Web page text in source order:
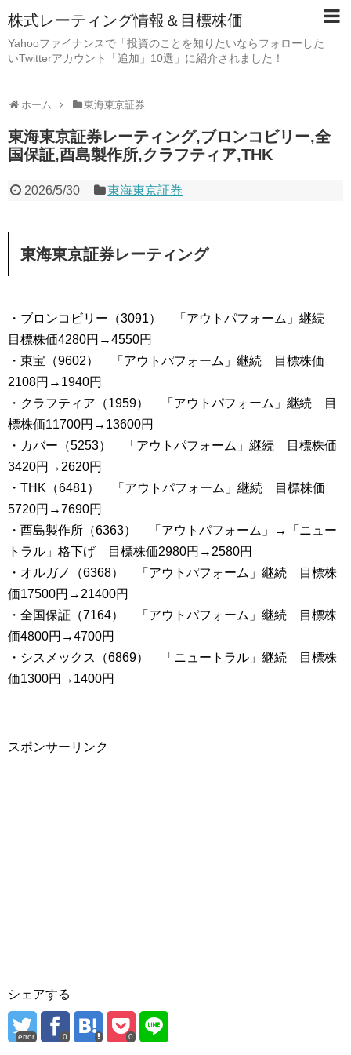
株式レーティング情報＆目標株価
Yahooファイナンスで「投資のことを知りたいならフォローした
いTwitterアカウント「追加」10選」に紹介されました！
ホーム 東海東京証券
東海東京証券レーティング,ブロンコビリー,全
国保証,酉島製作所,クラフティア,THK
2026/5/30 東海東京証券
東海東京証券レーティング
・ブロンコビリー（3091） 「アウトパフォーム」継続
目標株価4280円→4550円
・東宝（9602） 「アウトパフォーム」継続 目標株価
2108円→1940円
・クラフティア（1959） 「アウトパフォーム」継続 目
標株価11700円→13600円
・カバー（5253） 「アウトパフォーム」継続 目標株価
3420円→2620円
・THK（6481） 「アウトパフォーム」継続 目標株価
5720円→7690円
・酉島製作所（6363） 「アウトパフォーム」→「ニュー
トラル」格下げ 目標株価2980円→2580円
・オルガノ（6368） 「アウトパフォーム」継続 目標株
価17500円→21400円
・全国保証（7164） 「アウトパフォーム」継続 目標株
価4800円→4700円
・シスメックス（6869） 「ニュートラル」継続 目標株
価1300円→1400円
スポンサーリンク
シェアする
error 0 0